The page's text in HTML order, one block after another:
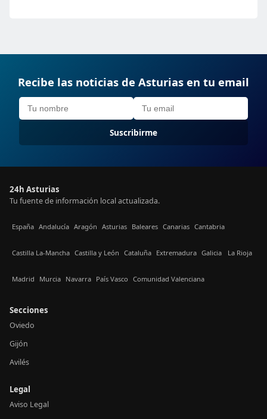
Recibe las noticias de Asturias en tu email
Suscribirme
24h Asturias
Tu fuente de información local actualizada.
España Andalucía Aragón Asturias Baleares Canarias Cantabria
Castilla La-Mancha Castilla y León Cataluña Extremadura Galicia La Rioja
Madrid Murcia Navarra País Vasco Comunidad Valenciana
Secciones
Oviedo
Gijón
Avilés
Legal
Aviso Legal